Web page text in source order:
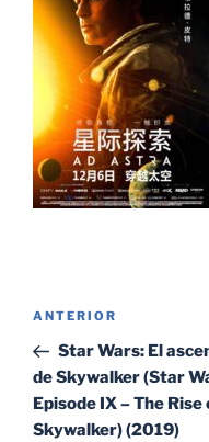
Navegación
entradas
Entrada
anterior:
ANTERIOR
Star Wars: El
de Skywalker (Star
Episode IX – The Rise
Skywalker) (2019)